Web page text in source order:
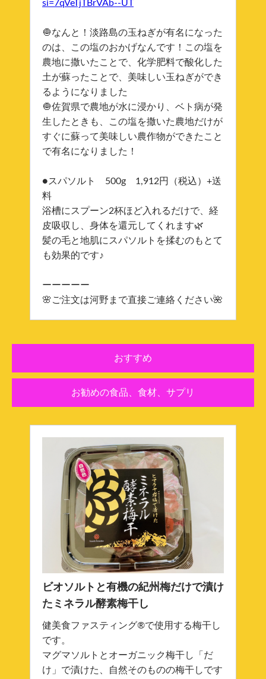
si=7qVeTjTBrVAb--UT
🧅なんと！淡路島の玉ねぎが有名になった
のは、この塩のおかげなんです！この塩を
農地に撒いたことで、化学肥料で酸化した
土が蘇ったことで、美味しい玉ねぎができ
るようになりました
🧅佐賀県で農地が水に浸かり、ベト病が発
生したときも、この塩を撒いた農地だけが
すぐに蘇って美味しい農作物ができたこと
で有名になりました！
●スパソルト 500g 1,912円（税込）+送
料
浴槽にスプーン2杯ほど入れるだけで、経
皮吸収し、身体を還元してくれます🌿
髪の毛と地肌にスパソルトを揉むのもとて
も効果的です♪
ーーーーー
🌸ご注文は河野まで直接ご連絡ください🌺
おすすめ
お勧めの食品、食材、サプリ
ビオソルトと有機の紀州梅だけで漬け
たミネラル酵素梅干し
健美食ファスティング®で使用する梅干し
です。
マグマソルトとオーガニック梅干し「だ
け」で漬けた、自然そのものの梅干しです